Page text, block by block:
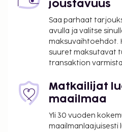
pysäköinti. Hotellin
harrastuksiin/mukavuuksiin
kuntokeskus. Tämän
muun muassa ilmainen
televisio yleisissä tiloissa ja
kiertoajelu-/lippupalvelu.
nauttia aterioita
Ravintolan baari/aulabaari
virkistävälle juomalle.
huonepalvelu (rajoitettuina
joustavuus
Saa parhaat
avulla ja valitse
maksuvaihtoehdot.
suuret maksutavat
transaktion
Matkailijat
maailmaa
Yli 30 vuoden